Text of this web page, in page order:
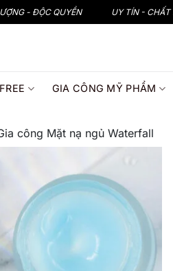
- ĐỘC QUYỀN UY TÍN - CHẤT
GIA CÔNG MỸ PHẨM
công Mặt nạ ngủ Waterfall